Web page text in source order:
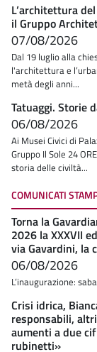
L’architettura
il Gruppo
07/08/2026
Dal 19 luglio alla
l'architettura e
metà degli anni...
Tatuaggi. Storie
06/08/2026
Ai Musei Civici di
Gruppo Il Sole 24
storia delle civiltà...
COMUNICATI
Torna la
2026 la XXXVII
via Gavardini, la
06/08/2026
L’inaugurazione:
Crisi idrica,
responsabili,
aumenti a due
rubinetti»